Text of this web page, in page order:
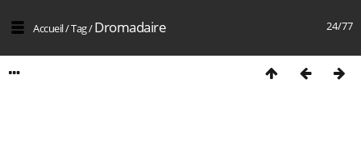
24/77
Accueil/Tag/Dromadaire